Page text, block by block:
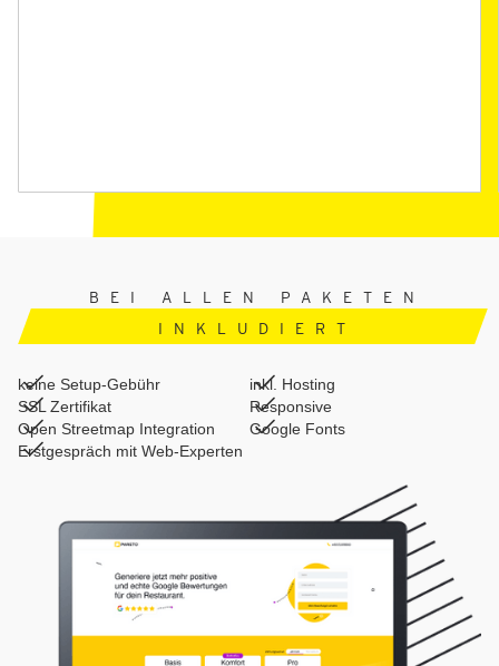
BEI ALLEN PAKETEN
INKLUDIERT
keine Setup-Gebühr
inkl. Hosting
SSL Zertifikat
Responsive
Open Streetmap Integration
Google Fonts
Erstgespräch mit Web-Experten